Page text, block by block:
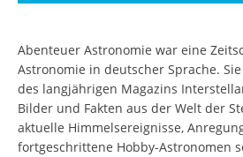
Abenteuer Astronomie war eine
Astronomie in deutscher Sprache.
des langjährigen Magazins
Bilder und Fakten aus der Welt der
aktuelle Himmelsereignisse,
fortgeschrittene Hobby-Astronomen